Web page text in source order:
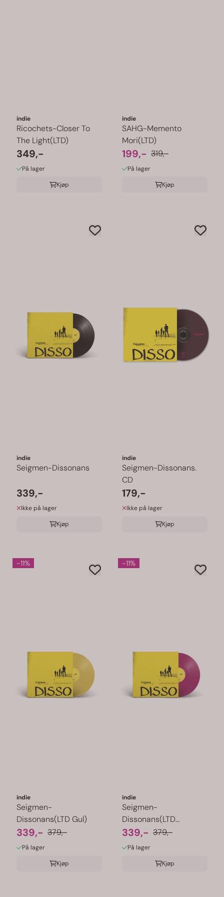
indie
Ricochets-Closer To
The Light(LTD)
349,-
På lager
Kjøp
indie
SAHG-Memento
Mori(LTD)
199,- 319,-
På lager
Kjøp
indie
Seigmen-Dissonans
339,-
Ikke på lager
Kjøp
indie
Seigmen-Dissonans.
CD
179,-
Ikke på lager
Kjøp
-11%
indie
Seigmen-
Dissonans(LTD Gul)
339,- 379,-
På lager
Kjøp
-11%
indie
Seigmen-
Dissonans(LTD
Magenta)
339,- 379,-
På lager
Kjøp